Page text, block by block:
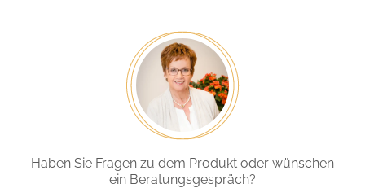
Haben Sie Fragen zu dem Produkt oder wünschen
ein Beratungsgespräch?